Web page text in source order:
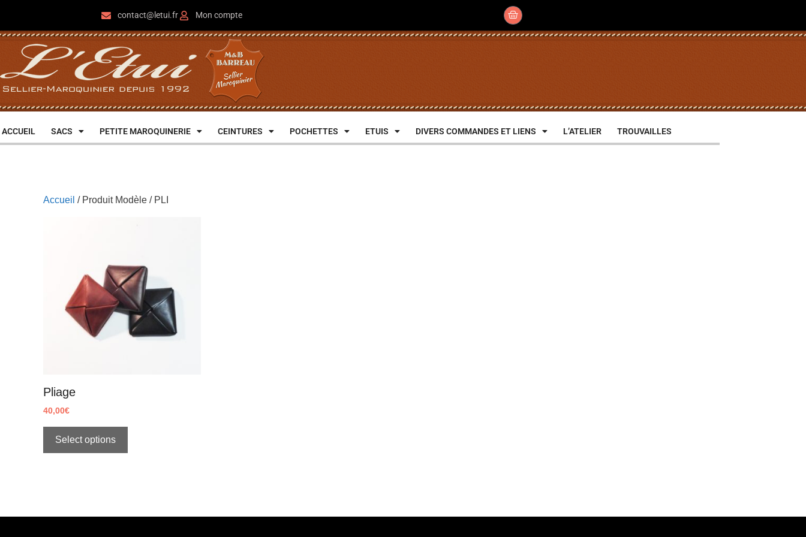
contact@letui.fr Mon compte
ACCUEIL SACS PETITE MAROQUINERIE CEINTURES POCHETTES ETUIS DIVERS COMMANDES ET LIENS L’ATELIER TROUVAILLES
Accueil / Produit Modèle / PLI
Pliage
40,00€
Select options